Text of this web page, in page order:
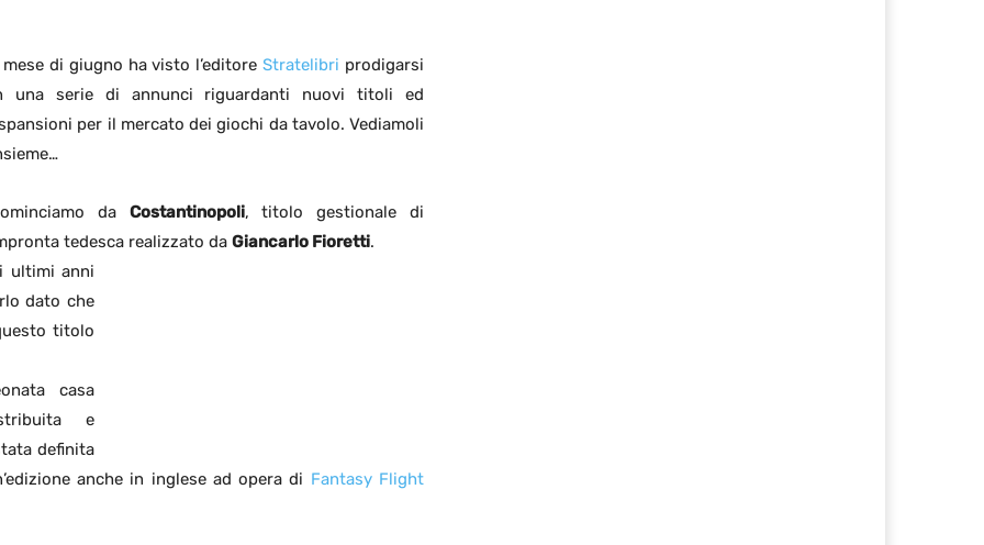
mese di giugno ha visto l’editoreStratelibri prodigarsi
una serie di annunci riguardanti nuovi titoli ed
per il mercato dei giochi da tavolo. Vediamoli
da Costantinopoli, titolo gestionale di
tedesca realizzato da Giancarlo Fioretti.
ultimi anni
dato che
titolo
casa
e
definita
anche in inglese ad opera di Fantasy Flight